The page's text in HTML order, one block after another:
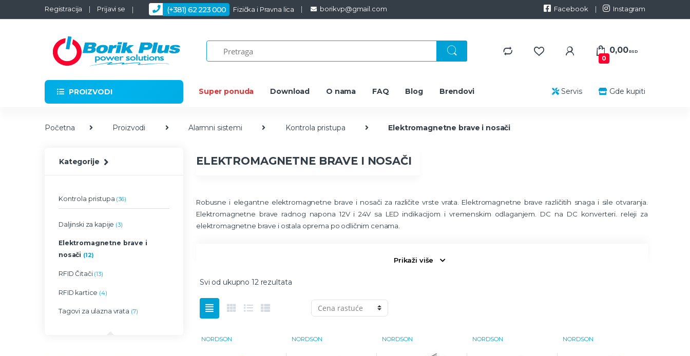
Skip to navigation
Skip to contentRegistracija Prijavi se (+381) 62 223 000 Fizička i Pravna lica borikvp@gmail.com Facebook Instagram
0
0,00RSD
PROIZVODI Super ponuda Download O nama FAQ Blog Brendovi Gde kupiti
Servis
Početna Proizvodi Alarmni sistemi Kontrola pristupa Elektromagnetne brave i nosači
Kategorije
Kontrola pristupa (36)
Daljinski za kapije (3)
Elektromagnetne brave i
nosači (12)
RFID Čitači (13)
RFID kartice (4)
Tagovi za ulazna vrata (7)
ELEKTROMAGNETNE BRAVE I NOSAČI
Robusne i elegantne elektromagnetne brave i nosači za različite vrste vrata. Elektromagnetne brave različitih snaga i sile otvaranja.
Elektromagnetne brave radnog napona 12V i 24V sa LED indikacijom i vremenskim odlaganjem. DC na DC konverteri. releji za
elektromagnetne brave i ostala oprema po odličnim cenama.
Prikaži više
Svi od ukupno 12 rezultata
NORDSON NORDSON NORDSON NORDSON NORDSON